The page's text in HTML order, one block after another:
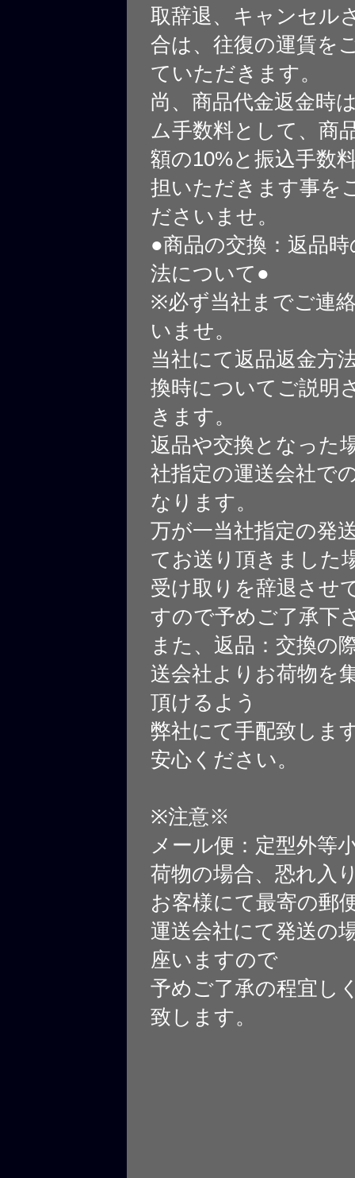
取辞退、キャンセル
合は、往復の運賃を
ていただきます。
尚、商品代金返金時
ム手数料として、商
額の10%と振込手数
担いただきます事を
ださいませ。
●商品の交換：返品
法について●
※必ず当社までご連
いませ。
当社にて返品返金方
換時についてご説明
きます。
返品や交換となった
社指定の運送会社で
なります。
万が一当社指定の発
てお送り頂きました
受け取りを辞退させ
すので予めご了承下
また、返品：交換の
送会社よりお荷物を
頂けるよう
弊社にて手配致しま
安心ください。
※注意※
メール便：定型外等
荷物の場合、恐れ入
お客様にて最寄の郵
運送会社にて発送の
座いますので
予めご了承の程宜し
致します。